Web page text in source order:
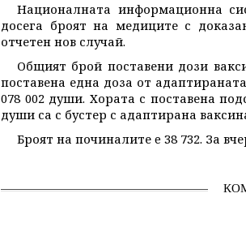
Националната информационна
досега броят на медиците с
отчетен нов случай.
Общият брой поставени дози
поставена една доза от
078 002 души. Хората с поставена
души са с бустер с адаптирана
Броят на починалите e 38 732. За